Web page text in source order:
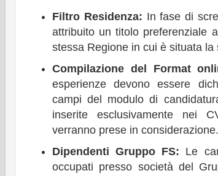
Filtro Residenza: In fase di
attribuito un titolo preferenziale
stessa Regione in cui è situata la
Compilazione del Format
esperienze devono essere
campi del modulo di
inserite esclusivamente nei
verranno prese in considerazione.
Dipendenti Gruppo FS: Le
occupati presso società del